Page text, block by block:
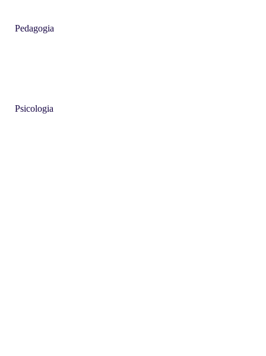
Pedagogia
Psicologia